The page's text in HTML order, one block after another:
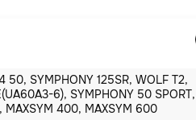
SYMPHONY 125SR, WOLF T2,
6), SYMPHONY 50 SPORT,
MAXSYM 400, MAXSYM 600